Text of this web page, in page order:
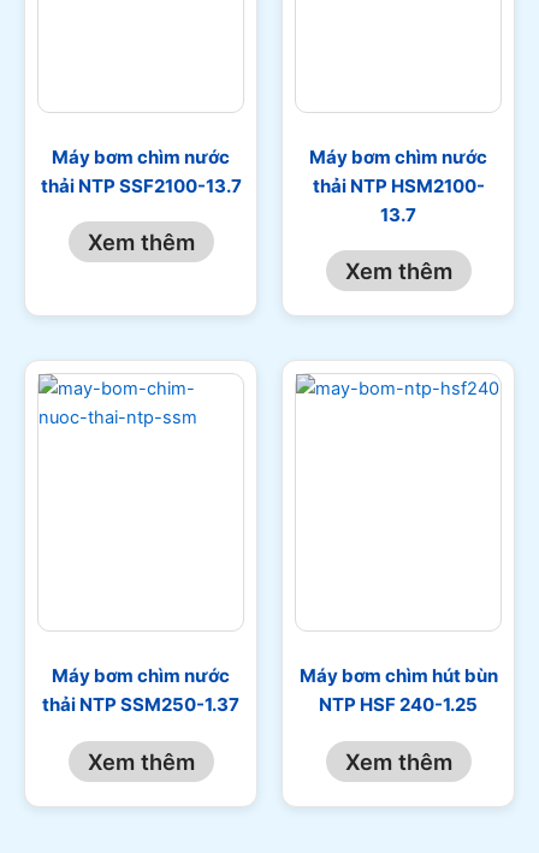
Máy bơm chìm nước
thải NTP SSF2100-13.7
Xem thêm
Máy bơm chìm nước
thải NTP HSM2100-
13.7
Xem thêm
Máy bơm chìm nước
thải NTP SSM250-1.37
Xem thêm
Máy bơm chìm hút bùn
NTP HSF 240-1.25
Xem thêm